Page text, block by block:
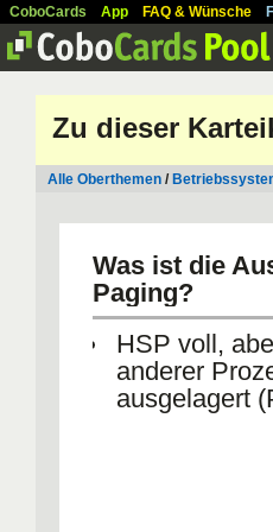
CoboCards App FAQ & Wünsche
Zu dieser
Alle Oberthemen /
Was ist die
Paging?
HSP voll,
anderer
ausgelagert